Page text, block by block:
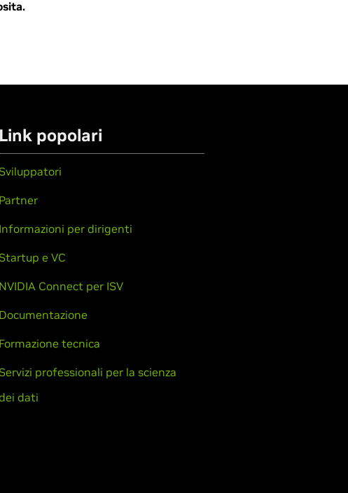
Link popolari
Sviluppatori
Partner
Informazioni per dirigenti
Startup e VC
NVIDIA Connect per ISV
Documentazione
Formazione tecnica
Servizi professionali per la scienza
dati